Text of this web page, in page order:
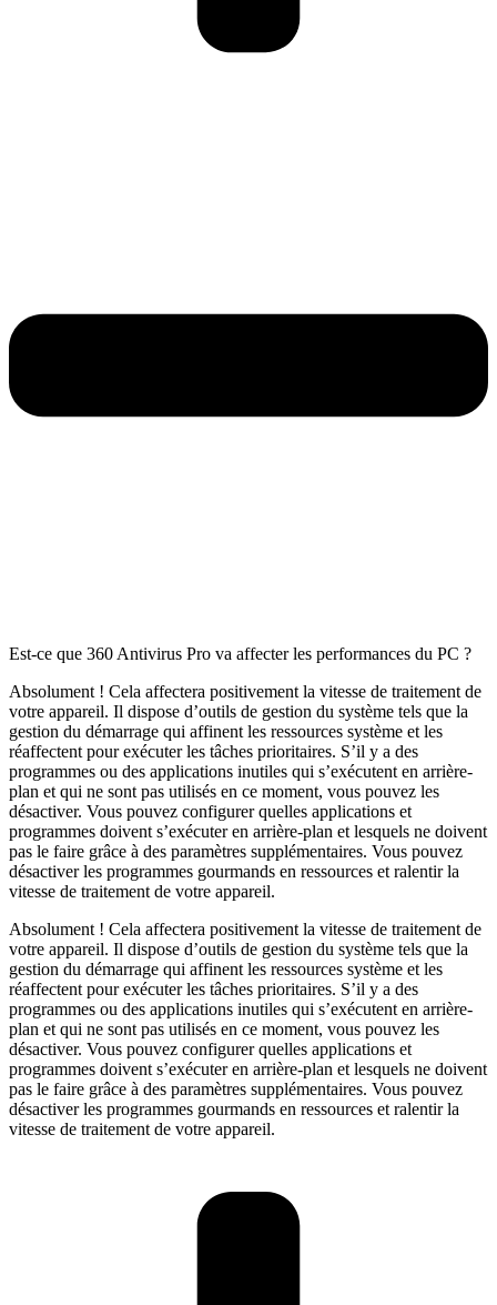
Est-ce que 360 Antivirus Pro va affecter les performances du PC ?
Absolument ! Cela affectera positivement la vitesse de traitement de
votre appareil. Il dispose d’outils de gestion du système tels que la
gestion du démarrage qui affinent les ressources système et les
réaffectent pour exécuter les tâches prioritaires. S’il y a des
programmes ou des applications inutiles qui s’exécutent en arrière-
plan et qui ne sont pas utilisés en ce moment, vous pouvez les
désactiver. Vous pouvez configurer quelles applications et
programmes doivent s’exécuter en arrière-plan et lesquels ne doivent
pas le faire grâce à des paramètres supplémentaires. Vous pouvez
désactiver les programmes gourmands en ressources et ralentir la
vitesse de traitement de votre appareil.
Absolument ! Cela affectera positivement la vitesse de traitement de
votre appareil. Il dispose d’outils de gestion du système tels que la
gestion du démarrage qui affinent les ressources système et les
réaffectent pour exécuter les tâches prioritaires. S’il y a des
programmes ou des applications inutiles qui s’exécutent en arrière-
plan et qui ne sont pas utilisés en ce moment, vous pouvez les
désactiver. Vous pouvez configurer quelles applications et
programmes doivent s’exécuter en arrière-plan et lesquels ne doivent
pas le faire grâce à des paramètres supplémentaires. Vous pouvez
désactiver les programmes gourmands en ressources et ralentir la
vitesse de traitement de votre appareil.